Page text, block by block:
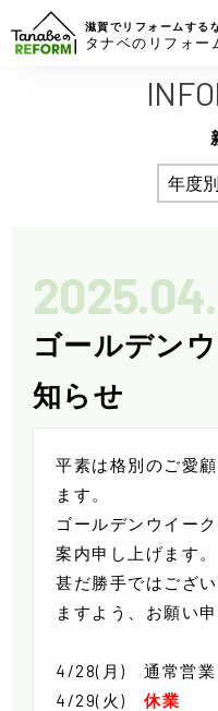
滋賀でリフォームする
タナベのリフォー
ゴールデン
知らせ
平素は格別のご愛
ます。
ゴールデンウイー
案内申し上げます。
甚だ勝手ではござ
ますよう、お願い
4/28(月) 通常営業
4/29(火) 休業